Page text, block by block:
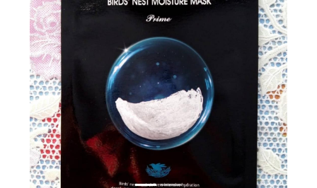
Вперёд Назад